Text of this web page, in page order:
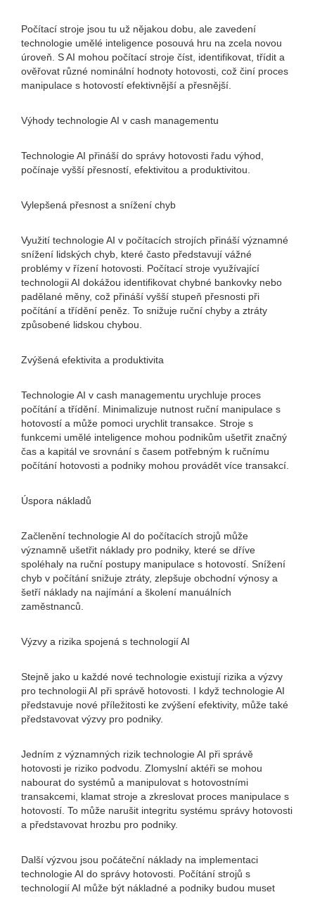
Počítací stroje jsou tu už nějakou dobu, ale zavedení
technologie umělé inteligence posouvá hru na zcela novou
úroveň. S AI mohou počítací stroje číst, identifikovat, třídit a
ověřovat různé nominální hodnoty hotovosti, což činí proces
manipulace s hotovostí efektivnější a přesnější.
Výhody technologie AI v cash managementu
Technologie AI přináší do správy hotovosti řadu výhod,
počínaje vyšší přesností, efektivitou a produktivitou.
Vylepšená přesnost a snížení chyb
Využití technologie AI v počítacích strojích přináší významné
snížení lidských chyb, které často představují vážné
problémy v řízení hotovosti. Počítací stroje využívající
technologii AI dokážou identifikovat chybné bankovky nebo
padělané měny, což přináší vyšší stupeň přesnosti při
počítání a třídění peněz. To snižuje ruční chyby a ztráty
způsobené lidskou chybou.
Zvýšená efektivita a produktivita
Technologie AI v cash managementu urychluje proces
počítání a třídění. Minimalizuje nutnost ruční manipulace s
hotovostí a může pomoci urychlit transakce. Stroje s
funkcemi umělé inteligence mohou podnikům ušetřit značný
čas a kapitál ve srovnání s časem potřebným k ručnímu
počítání hotovosti a podniky mohou provádět více transakcí.
Úspora nákladů
Začlenění technologie AI do počítacích strojů může
významně ušetřit náklady pro podniky, které se dříve
spoléhaly na ruční postupy manipulace s hotovostí. Snížení
chyb v počítání snižuje ztráty, zlepšuje obchodní výnosy a
šetří náklady na najímání a školení manuálních
zaměstnanců.
Výzvy a rizika spojená s technologií AI
Stejně jako u každé nové technologie existují rizika a výzvy
pro technologii AI při správě hotovosti. I když technologie AI
představuje nové příležitosti ke zvýšení efektivity, může také
představovat výzvy pro podniky.
Jedním z významných rizik technologie AI při správě
hotovosti je riziko podvodu. Zlomyslní aktéři se mohou
nabourat do systémů a manipulovat s hotovostními
transakcemi, klamat stroje a zkreslovat proces manipulace s
hotovostí. To může narušit integritu systému správy hotovosti
a představovat hrozbu pro podniky.
Další výzvou jsou počáteční náklady na implementaci
technologie AI do správy hotovosti. Počítání strojů s
technologií AI může být nákladné a podniky budou muset